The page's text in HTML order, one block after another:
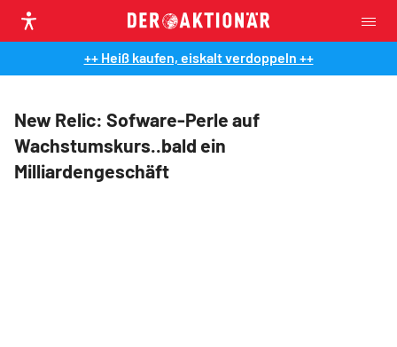
++ Heiß kaufen, eiskalt verdoppeln ++
New Relic: Sofware-Perle auf
Wachstumskurs..bald ein
Milliardengeschäft